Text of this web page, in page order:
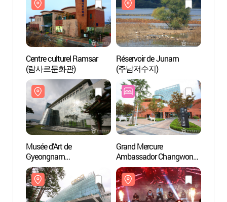
Centre culturel Ramsar
(람사르문화관)
Réservoir de Junam
(주남저수지)
Musée d'Art de
Gyeongnam
(경남도립미술관)
Grand Mercure
Ambassador Changwon
(그랜드 머큐어 앰배서더
창원)